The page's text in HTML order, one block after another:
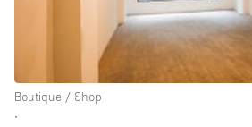
Handicap Accessible
Haussmann Style
Industrial
Boutique / Shop
∙